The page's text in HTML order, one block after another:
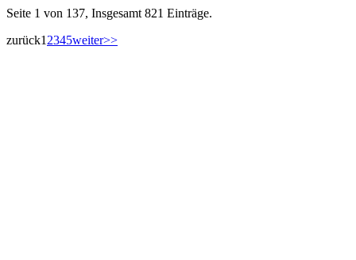
Seite 1 von 137, Insgesamt 821 Einträge.
zurück1 2345weiter>>